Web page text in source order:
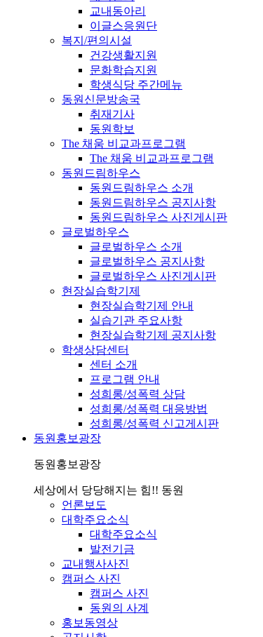
교내동아리
이글스응원단
복지/편의시설
건강생활지원
문화학습지원
학생식당 주간메뉴
동원신문방송국
취재기사
동원학보
The 채움 비교과프로그램
The 채움 비교과프로그램
동원드림하우스
동원드림하우스 소개
동원드림하우스 공지사항
동원드림하우스 사진게시판
글로벌하우스
글로벌하우스 소개
글로벌하우스 공지사항
글로벌하우스 사진게시판
현장실습학기제
현장실습학기제 안내
실습기관 주요사항
현장실습학기제 공지사항
학생상담센터
센터 소개
프로그램 안내
성희롱/성폭력 상담
성희롱/성폭력 대응방법
성희롱/성폭력 신고게시판
동원홍보광장
동원홍보광장
세상에서 당당해지는 힘!! 동원
언론보도
대학주요소식
대학주요소식
발전기금
교내행사사진
캠퍼스 사진
캠퍼스 사진
동원의 사계
홍보동영상